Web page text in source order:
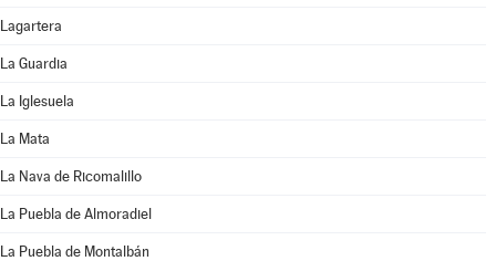
Lagartera
La Guardia
La Iglesuela
La Mata
La Nava de Ricomalillo
La Puebla de Almoradiel
La Puebla de Montalbán